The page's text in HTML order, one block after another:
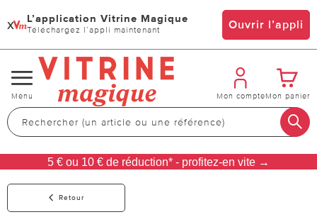
x L’application Vitrine Magique
Téléchargez l’appli maintenant Ouvrir l’appli
Changer
de
navigation
Menu Mon compteMon panier
5 € ou 10 € de réduction* - profitez-en vite →
Retour